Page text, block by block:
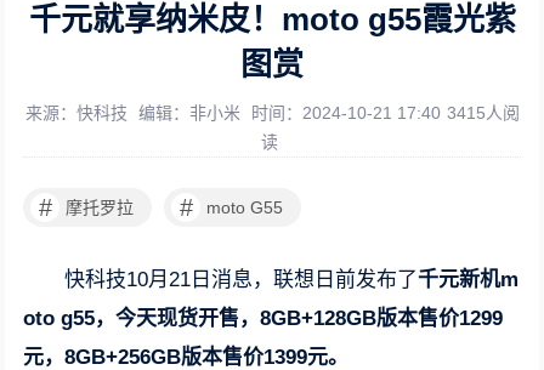
千元就享纳米皮！moto g55霞光紫
图赏
来源：快科技 编辑：非小米 时间：2024-10-21 17:40 3415人阅
读
# 摩托罗拉 # moto G55
快科技10月21日消息，联想日前发布了千元新机m
oto g55，今天现货开售，8GB+128GB版本售价1299
元，8GB+256GB版本售价1399元。